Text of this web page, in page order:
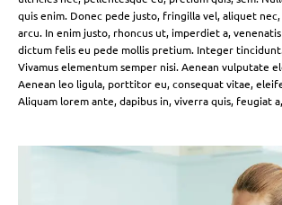
quis enim. Donec pede justo, fringilla vel, aliquet
arcu. In enim justo, rhoncus ut, imperdiet a,
dictum felis eu pede mollis pretium. Integer tincidunt.
Vivamus elementum semper nisi. Aenean vulputate
Aenean leo ligula, porttitor eu, consequat vitae,
Aliquam lorem ante, dapibus in, viverra quis, feugiat